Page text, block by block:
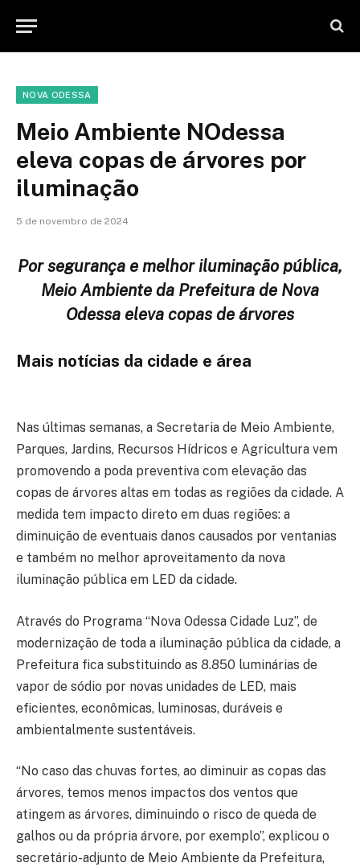
NOVA ODESSA
Meio Ambiente NOdessa
eleva copas de árvores por
iluminação
5 de novembro de 2024
Por segurança e melhor iluminação pública,
Meio Ambiente da Prefeitura de Nova
Odessa eleva copas de árvores
Mais notícias da cidade e área
Nas últimas semanas, a Secretaria de Meio Ambiente,
Parques, Jardins, Recursos Hídricos e Agricultura vem
promovendo a poda preventiva com elevação das
copas de árvores altas em todas as regiões da cidade. A
medida tem impacto direto em duas regiões: a
diminuição de eventuais danos causados por ventanias
e também no melhor aproveitamento da nova
iluminação pública em LED da cidade.
Através do Programa “Nova Odessa Cidade Luz”, de
modernização de toda a iluminação pública da cidade, a
Prefeitura fica substituindo as 8.850 luminárias de
vapor de sódio por novas unidades de LED, mais
eficientes, econômicas, luminosas, duráveis e
ambientalmente sustentáveis.
“No caso das chuvas fortes, ao diminuir as copas das
árvores, temos menos impactos dos ventos que
atingem as árvores, diminuindo o risco de queda de
galhos ou da própria árvore, por exemplo”, explicou o
secretário-adjunto de Meio Ambiente da Prefeitura,